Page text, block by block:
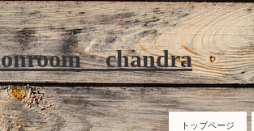
chandra
トップページ